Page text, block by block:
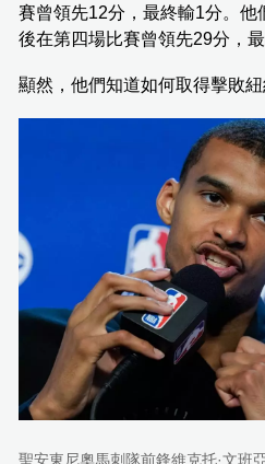
賽曾領先12分，最終輸1分。他
後在第四場比賽曾領先29分，最
顯然，他們知道如何取得擊敗紐
聖安東尼奧馬刺隊前鋒維克托·文班